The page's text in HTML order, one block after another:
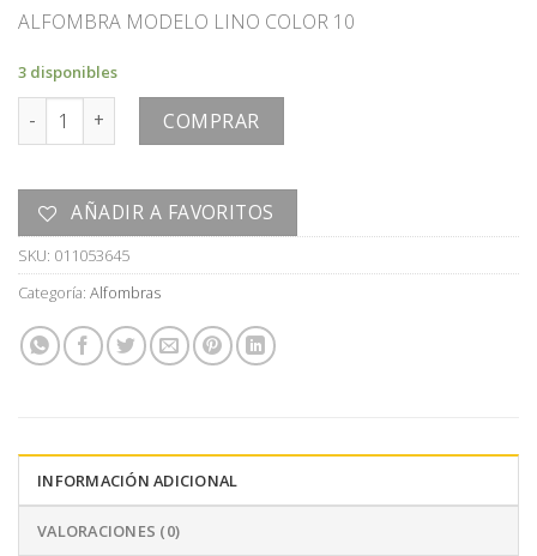
ALFOMBRA MODELO LINO COLOR 10
3 disponibles
ALFOMBRA cantidadCOMPRAR
AÑADIR A FAVORITOS
SKU: 011053645
Categoría: Alfombras
INFORMACIÓN ADICIONAL
VALORACIONES (0)